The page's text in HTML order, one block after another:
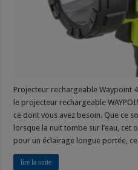
Projecteur rechargeable Waypoint
le projecteur rechargeable
ce dont vous avez besoin. Que ce
lorsque la nuit tombe sur l’eau, cet
pour un éclairage longue portée,
lire la suite